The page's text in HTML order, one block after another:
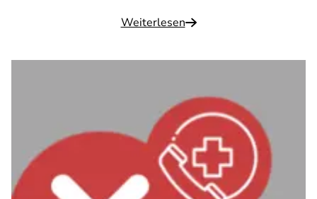
Weiterlesen